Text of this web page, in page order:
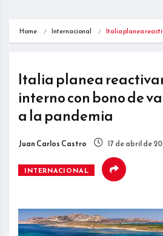
Home Internacional Italia planea
Italia planea
interno con bono de
a la pandemia
Juan Carlos Castro 17 de abril de
INTERNACIONAL